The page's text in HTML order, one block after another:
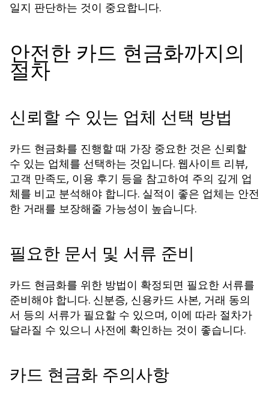
일지 판단하는 것이 중요합니다.
안전한 카드 현금화까지의
절차
신뢰할 수 있는 업체 선택 방법
카드 현금화를 진행할 때 가장 중요한 것은 신뢰할
수 있는 업체를 선택하는 것입니다. 웹사이트 리뷰,
고객 만족도, 이용 후기 등을 참고하여 주의 깊게 업
체를 비교 분석해야 합니다. 실적이 좋은 업체는 안전
한 거래를 보장해줄 가능성이 높습니다.
필요한 문서 및 서류 준비
카드 현금화를 위한 방법이 확정되면 필요한 서류를
준비해야 합니다. 신분증, 신용카드 사본, 거래 동의
서 등의 서류가 필요할 수 있으며, 이에 따라 절차가
달라질 수 있으니 사전에 확인하는 것이 좋습니다.
카드 현금화 주의사항